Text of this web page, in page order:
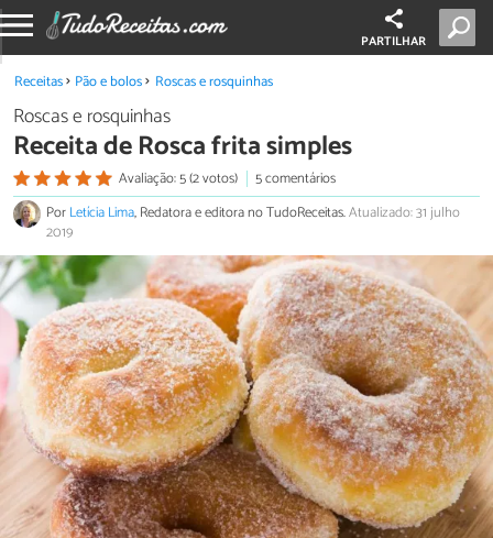
PARTILHAR
Receitas Pão e bolos Roscas e rosquinhas
Roscas e rosquinhas
Receita de Rosca frita simples
Avaliação: 5 (2 votos)
5 comentários
PorLetícia Lima, Redatora e editora no TudoReceitas.Atualizado: 31 julho
2019